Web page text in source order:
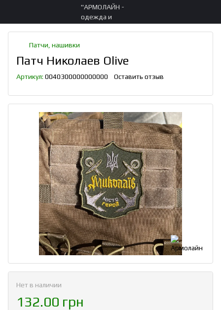
Патчи, нашивки
Патч Николаев Olive
Артикул: 0040300000000000 Оставить отзыв
Нет в наличии
132.00 грн